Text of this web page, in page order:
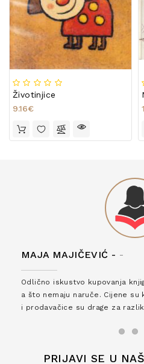
Životinjice
9.16€
MAJA MAJIČEVIĆ - -
Odlično iskustvo kupovanja
a što nemaju naruče. Cijene
i prodavačice su drage za
PRIJAVI SE U